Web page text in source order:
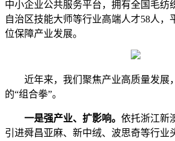
中小企业公共服务平台，拥有全国毛纺
自治区技能大师等行业高端人才58人，
位保障产业发展。
近年来，我们聚焦产业高质量发展
的“组合拳”。
一是强产业、扩影响。 依托浙江新
引进舜昌亚麻、新中绒、波思奇等行业